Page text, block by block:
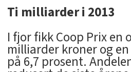
Ti milliarder i 2013
I fjor fikk Coop Prix en
milliarder kroner og
på 6,7 prosent.